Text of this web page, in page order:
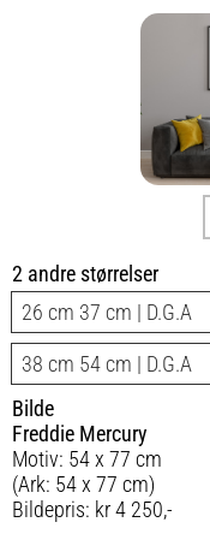
2 andre størrelser
26 cm 37 cm | D.G.A
38 cm 54 cm | D.G.A
Bilde
Freddie Mercury
Motiv: 54 x 77 cm
(Ark: 54 x 77 cm)
Bildepris: kr 4 250,-